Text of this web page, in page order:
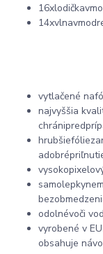
16xlodičkav
14xvlnav
vytlačené na
najvyššia
chránipred
hrubšiefólie
adobré
samolepky
bez
odolnévoči
vyrobené v EU
obsahuje